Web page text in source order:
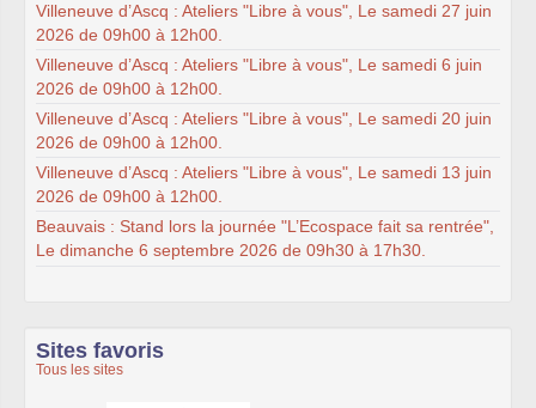
Villeneuve d’Ascq : Ateliers "Libre à vous", Le samedi 27 juin
2026 de 09h00 à 12h00.
Villeneuve d’Ascq : Ateliers "Libre à vous", Le samedi 6 juin
2026 de 09h00 à 12h00.
Villeneuve d’Ascq : Ateliers "Libre à vous", Le samedi 20 juin
2026 de 09h00 à 12h00.
Villeneuve d’Ascq : Ateliers "Libre à vous", Le samedi 13 juin
2026 de 09h00 à 12h00.
Beauvais : Stand lors la journée "L’Ecospace fait sa rentrée",
Le dimanche 6 septembre 2026 de 09h30 à 17h30.
Sites favoris
Tous les sites